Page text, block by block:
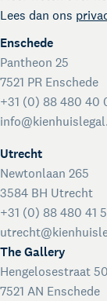
Lees dan ons
Enschede
Pantheon 25
7521 PR Enschede
+31 (0) 88 480 40
Utrecht
Newtonlaan 265
3584 BH Utrecht
+31 (0) 88 480 41
The Gallery
Hengelosestraat
7521 AN Enschede